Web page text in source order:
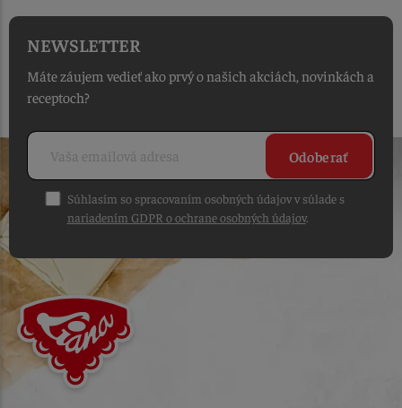
NEWSLETTER
Máte záujem vedieť ako prvý o našich akciách, novinkách a
receptoch?
Odoberať
Súhlasím so spracovaním osobných údajov v súlade s
nariadením GDPR o ochrane osobných údajov.